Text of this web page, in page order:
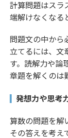
計算問題はスラ
端解けなくなる
問題文の中から
立てるには、文
す。読解力や論
章題を解くのは
発想力や思考
算数の問題を解
その答えを考え